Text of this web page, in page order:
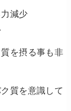
減少
を摂る事も非
質を意識して